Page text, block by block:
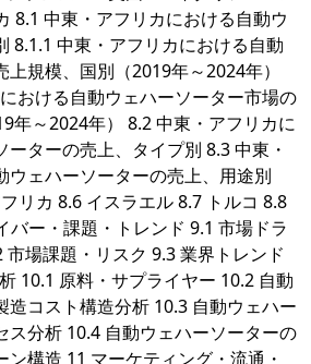
8.1 中東・アフリカにおける自動ウ
8.1.1 中東・アフリカにおける自動
規模、国別（2019年～2024年）
おける自動ウェハーソーター市場の
年～2024年） 8.2 中東・アフリカに
ターの売上、タイプ別 8.3 中東・
ウェハーソーターの売上、用途別
リカ 8.6 イスラエル 8.7 トルコ 8.8
バー・課題・トレンド 9.1 市場ドラ
場課題・リスク 9.3 業界トレンド
10.1 原料・サプライヤー 10.2 自動
造コスト構造分析 10.3 自動ウェハー
ス分析 10.4 自動ウェハーソーターの
構造 11 マーケティング・流通・